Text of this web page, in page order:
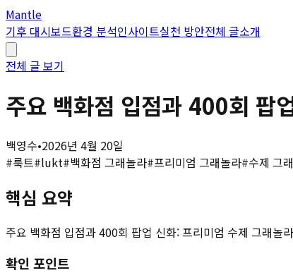
Mantle
기후 대시보드환경 분석인사이트실천 방안전체 글소개
전체 글 보기
주요 백화점 입점과 400회 팝
백영수•2026년 4월 20일
#룩트#lukt#백화점 그래놀라#프리미엄 그래놀라#수제 그
핵심 요약
주요 백화점 입점과 400회 팝업 신화: 프리미엄 수제 그래
확인 포인트